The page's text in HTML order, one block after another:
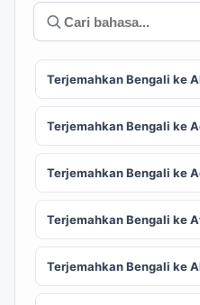
Terjemahkan Bengali ke
Terjemahkan Bengali ke
Terjemahkan Bengali ke
Terjemahkan Bengali ke
Terjemahkan Bengali ke